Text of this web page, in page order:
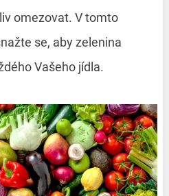
omezovat. V tomto
se, aby zelenina
Vašeho jídla.